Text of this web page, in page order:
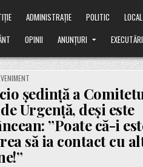
ADMINISTRAȚIE POLITIC LOCAL
OPINII ANUNȚURI EXECUTĂRI
ședință a
Urgență, deși este
”Poate că-i
să ia contact cu